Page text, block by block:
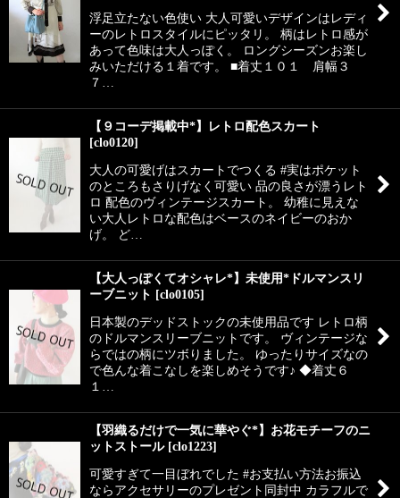
浮足立たない色使い 大人可愛いデザインはレディ
ーのレトロスタイルにピッタリ。 柄はレトロ感が
あって色味は大人っぽく。 ロングシーズンお楽し
みいただける１着です。 ■着丈１０１ 肩幅３
７…
【９コーデ掲載中*】レトロ配色スカート
[clo0120]
大人の可愛げはスカートでつくる #実はポケット
のところもさりげなく可愛い 品の良さが漂うレト
ロ 配色のヴィンテージスカート。 幼稚に見えな
い大人レトロな配色はベースのネイビーのおか
げ。 ど…
【大人っぽくてオシャレ*】未使用*ドルマンスリ
ーブニット [clo0105]
日本製のデッドストックの未使用品です レトロ柄
のドルマンスリーブニットです。 ヴィンテージな
らではの柄にツボりました。 ゆったりサイズなの
で色んな着こなしを楽しめそうです♪ ◆着丈６
１…
【羽織るだけで一気に華やぐ*】お花モチーフのニ
ットストール [clo1223]
可愛すぎて一目ぼれでした #お支払い方法お振込
ならアクセサリーのプレゼント同封中 カラフルで